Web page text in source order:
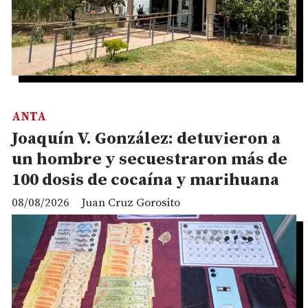
Joaquín V. González: detuvieron a
un hombre y secuestraron más de
100 dosis de cocaína y marihuana
Juan Cruz Gorosito
ANTA
08/08/2026